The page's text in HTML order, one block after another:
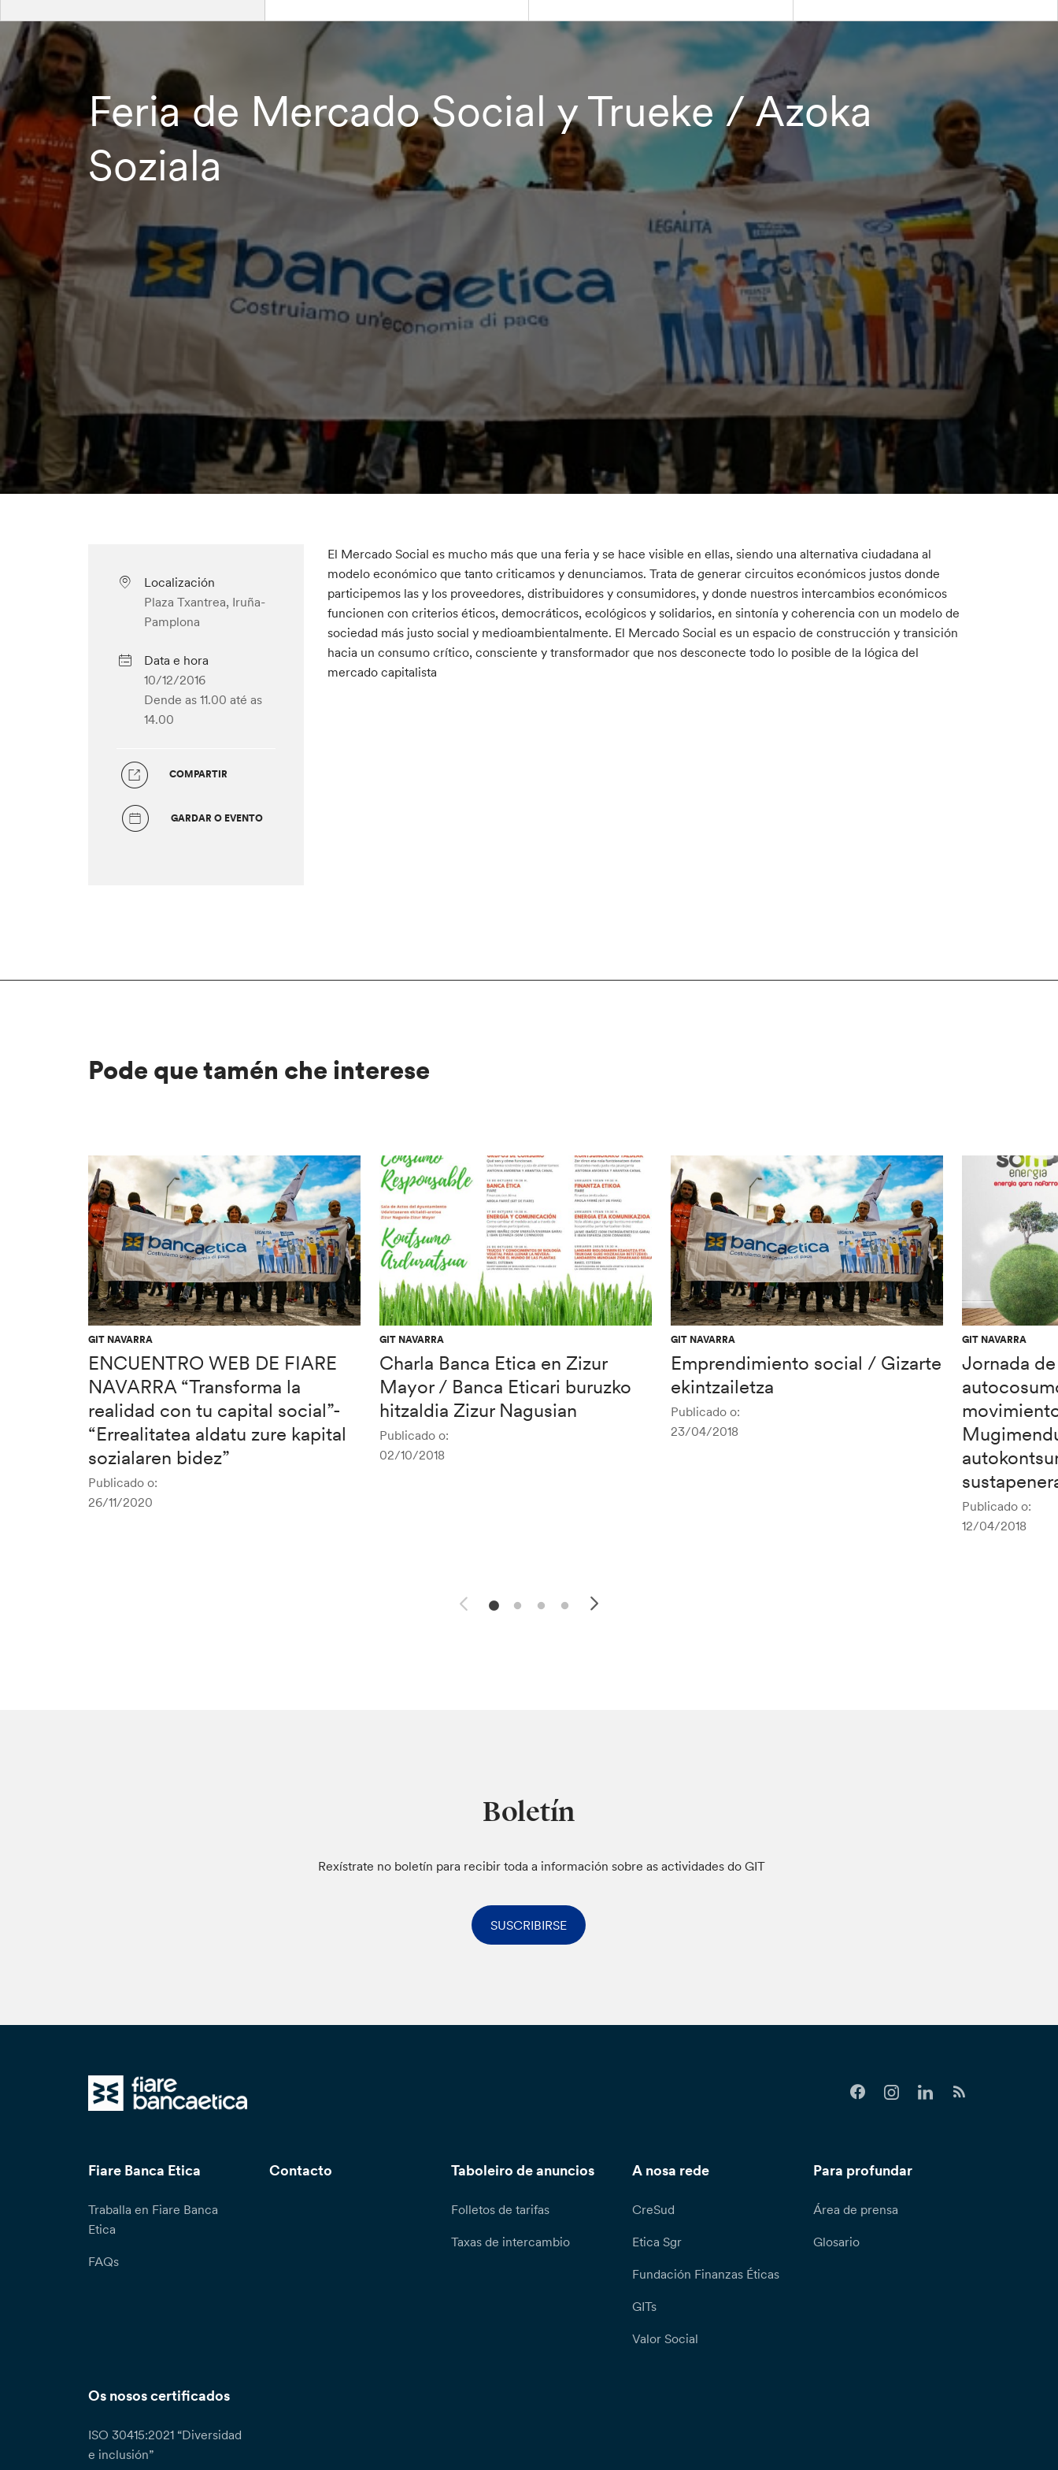
Feria de Mercado Social y Trueke / Azoka
Soziala
Localización
Plaza Txantrea, Iruña-
Pamplona
Data e hora
10/12/2016
Dende as 11.00 até as
14.00
COMPARTIR
GARDAR O EVENTO
El Mercado Social es mucho más que una feria y se hace visible en ellas, siendo una alternativa ciudadana al
modelo económico que tanto criticamos y denunciamos. Trata de generar circuitos económicos justos donde
participemos las y los proveedores, distribuidores y consumidores, y donde nuestros intercambios económicos
funcionen con criterios éticos, democráticos, ecológicos y solidarios, en sintonía y coherencia con un modelo de
sociedad más justo social y medioambientalmente. El Mercado Social es un espacio de construcción y transición
hacia un consumo crítico, consciente y transformador que nos desconecte todo lo posible de la lógica del
mercado capitalista
Pode que tamén che interese
GIT NAVARRA
ENCUENTRO WEB DE FIARE
NAVARRA “Transforma la
realidad con tu capital social”-
“Errealitatea aldatu zure kapital
sozialaren bidez”
Publicado o:
26/11/2020
GIT NAVARRA
Charla Banca Etica en Zizur
Mayor / Banca Eticari buruzko
hitzaldia Zizur Nagusian
Publicado o:
02/10/2018
GIT NAVARRA
Emprendimiento social / Gizarte
ekintzailetza
Publicado o:
23/04/2018
GIT NAVARRA
Jornada
Publicado o:
12/04/2018
Boletín
Rexístrate no boletín para recibir toda a información sobre as actividades do GIT
SUSCRIBIRSE
Fiare Banca Etica
Traballa en Fiare Banca
Etica
FAQs
Contacto Taboleiro de anuncios
Folletos de tarifas
Taxas de intercambio
A nosa rede
CreSud
Etica Sgr
Fundación Finanzas Éticas
GITs
Valor Social
Para profundar
Área de prensa
Glosario
Os nosos certificados
ISO 30415:2021 “Diversidad
e inclusión”